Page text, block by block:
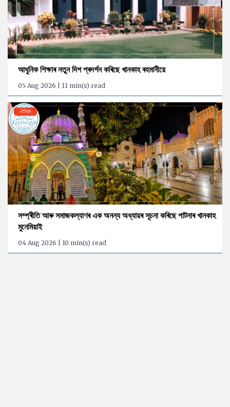
আধুনিক শিক্ষাৰ নতুন দিশ প্ৰদৰ্শন কৰিছে খানকাহ ৰহমানীয়ে
05 Aug 2026 | 11 min(s) read
ঐতিহ্য
সম্প্ৰীতি আৰু সমাজকল্যাণৰ এক অনন্য অধ্যায়ৰ সূচনা কৰিছে পাটনাৰ খানকাহ
মুনেমিয়াই
04 Aug 2026 | 10 min(s) read